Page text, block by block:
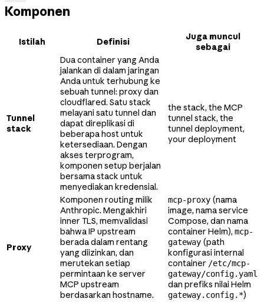
Komponen
Istilah Definisi
Juga muncul
sebagai
Tunnel
stack
Dua container yang Anda
jalankan di dalam jaringan
Anda untuk terhubung ke
sebuah tunnel: proxy dan
cloudflared. Satu stack
melayani satu tunnel dan
dapat direplikasi di
beberapa host untuk
ketersediaan. Dengan
akses terprogram,
komponen setup berjalan
bersama stack untuk
menyediakan kredensial.
the stack, the MCP
tunnel stack, the
tunnel deployment,
your deployment
Proxy
Komponen routing milik
Anthropic. Mengakhiri
inner TLS, memvalidasi
bahwa IP upstream
berada dalam rentang
yang diizinkan, dan
merutekan setiap
permintaan ke server
MCP upstream
berdasarkan hostname.
mcp-proxy (nama
image, nama service
Compose, dan nama
container Helm), mcp-
gateway (path
konfigurasi internal
container /etc/mcp-
gateway/config.yaml
dan prefiks nilai Helm
gateway.config.*)